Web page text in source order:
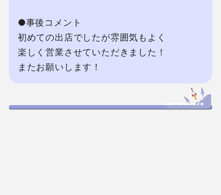
●事後コメント
初めての出店でしたが雰囲気もよく
楽しく営業させていただきました‪！
またお願いします！